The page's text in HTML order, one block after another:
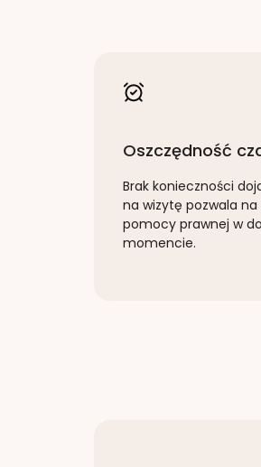
Oszczędność
Brak konieczności
na wizytę pozwala na
pomocy prawnej w
momencie.